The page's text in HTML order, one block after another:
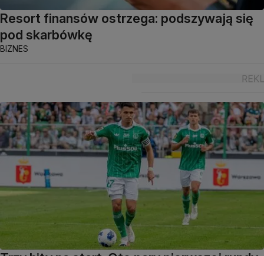
Resort finansów ostrzega: podszywają się
pod skarbówkę
BIZNES